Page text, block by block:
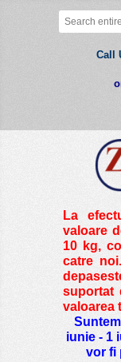
Call
La
valoare
10 kg,
catre
suportat
valoarea
iunie - 1
vor fi